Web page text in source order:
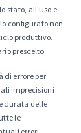
stato, all'uso e
configurato non
produttivo.
prescelto.
di errore per
imprecisioni
durata delle
le